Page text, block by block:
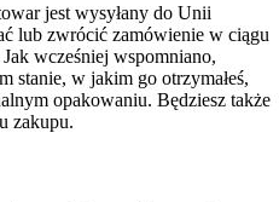
jest wysyłany do Unii
lub zwrócić zamówienie w ciągu
wcześniej wspomniano,
stanie, w jakim go otrzymałeś,
opakowaniu. Będziesz także
zakupu.